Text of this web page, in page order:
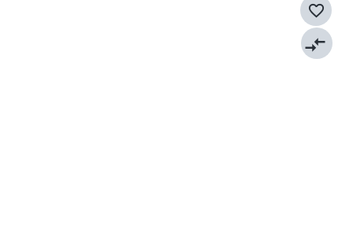
favorite_border
compare_arrows